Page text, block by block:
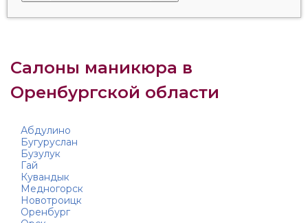
Салоны маникюра в
Оренбургской области
Абдулино
Бугуруслан
Бузулук
Гай
Кувандык
Медногорск
Новотроицк
Оренбург